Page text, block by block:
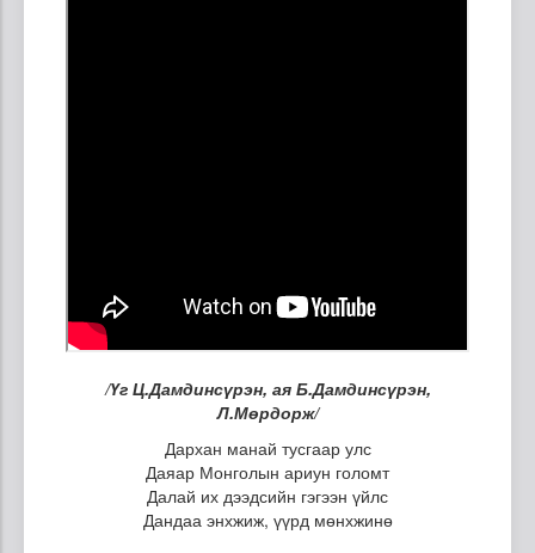
/Үг Ц.Дамдинсүрэн, ая Б.Дамдинсүрэн,
Л.Мөрдорж/
Дархан манай тусгаар улс
Даяар Монголын ариун голомт
Далай их дээдсийн гэгээн үйлс
Дандаа энхжиж, үүрд мөнхжинө